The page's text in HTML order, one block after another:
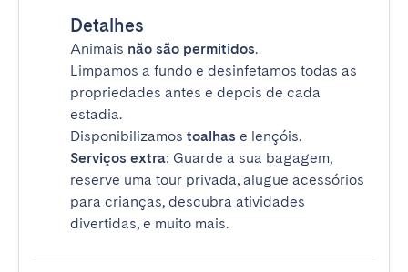
Detalhes
Animais não são permitidos.
Limpamos a fundo e desinfetamos todas as
propriedades antes e depois de cada
estadia.
Disponibilizamos toalhas e lençóis.
Serviços extra: Guarde a sua bagagem,
reserve uma tour privada, alugue acessórios
para crianças, descubra atividades
divertidas, e muito mais.